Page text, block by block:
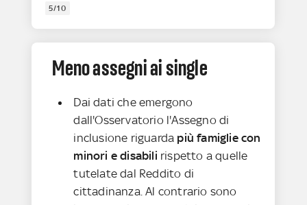
5/10
Meno assegni ai single
Dai dati che emergono
dall'Osservatorio l'Assegno di
inclusione riguarda più famiglie con
minori e disabili rispetto a quelle
tutelate dal Reddito di
cittadinanza. Al contrario sono